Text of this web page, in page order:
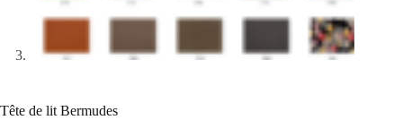
Tête de lit Bermudes